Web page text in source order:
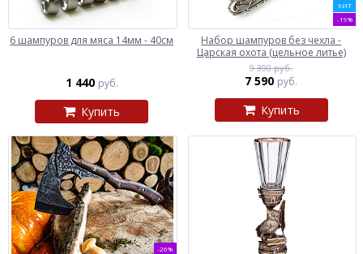
6 шампуров для мяса 14мм - 40см
1 440 руб.
Купить
ХИТ
-19%
Набор шампуров без чехла -
Царская охота (цельное литье)
9 390 руб.
7 590 руб.
Купить
-26%